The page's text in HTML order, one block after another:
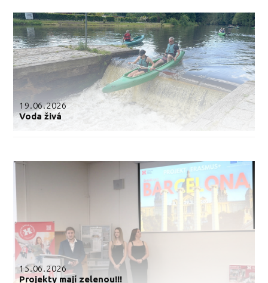
19.06.2026
Voda živá
15.06.2026
Projekty mají zelenou!!!